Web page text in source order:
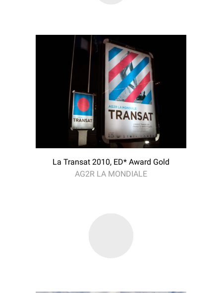
La Transat 2010, ED* Award Gold
AG2R LA MONDIALE